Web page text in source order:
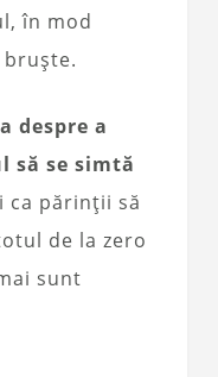
în mod
despre a
să se simtă
ca părinții să
de la zero
sunt